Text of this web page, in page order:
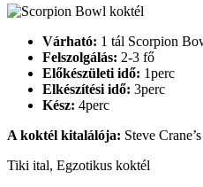
Várható: 1 tál Scorpion
Felszolgálás: 2-3 fő
Előkészületi idő: 1perc
Elkészítési idő: 3perc
Kész: 4perc
A koktél kitalálója: Steve
Tiki ital, Egzotikus koktél